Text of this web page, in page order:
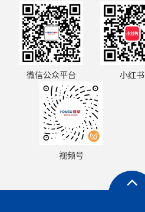
微信公众平台 小红书
视频号